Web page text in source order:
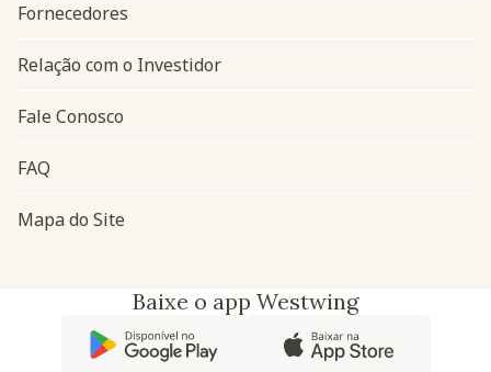
Fornecedores
Relação com o Investidor
Fale Conosco
FAQ
Mapa do Site
Baixe o app Westwing